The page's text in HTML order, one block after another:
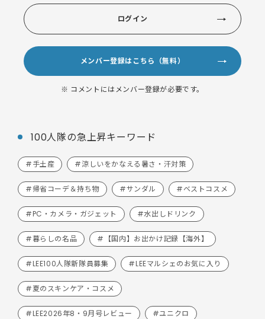
ログイン
メンバー登録はこちら（無料）
※ コメントにはメンバー登録が必要です。
100人隊の急上昇キーワード
#手土産 #涼しいをかなえる暑さ・汗対策
#帰省コーデ＆持ち物 #サンダル #ベストコスメ
#PC・カメラ・ガジェット #水出しドリンク
#暮らしの名品 #【国内】お出かけ記録【海外】
#LEE100人隊新隊員募集 #LEEマルシェのお気に入り
#夏のスキンケア・コスメ
#LEE2026年8・9月号レビュー #ユニクロ